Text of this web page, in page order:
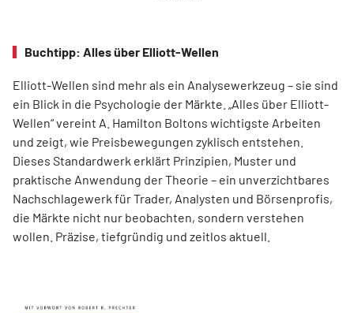
Buchtipp: Alles über Elliott-Wellen
Elliott-Wellen sind mehr als ein Analysewerkzeug – sie sind
ein Blick in die Psychologie der Märkte. „Alles über Elliott-
Wellen“ vereint A. Hamilton Boltons wichtigste Arbeiten
und zeigt, wie Preisbewegungen zyklisch entstehen.
Dieses Standardwerk erklärt Prinzipien, Muster und
praktische Anwendung der Theorie – ein unverzichtbares
Nachschlagewerk für Trader, Analysten und Börsenprofis,
die Märkte nicht nur beobachten, sondern verstehen
wollen. Präzise, tiefgründig und zeitlos aktuell.